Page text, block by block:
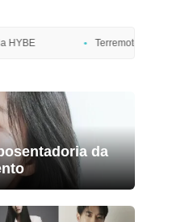
magnitude 7,7 atinge costa nordeste
da